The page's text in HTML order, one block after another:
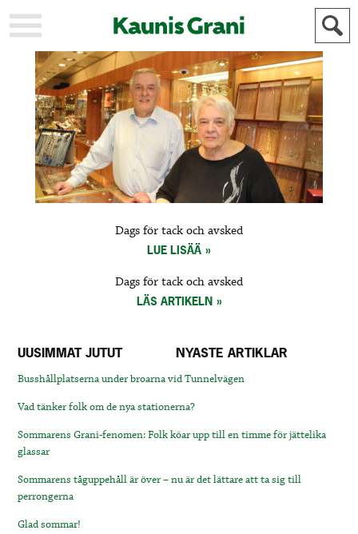
KAUPUNKI
STADEN
AJANKOHTAISTA
AKTUELLT
URHEILU
IDROTT
KULTTUURI
KULTUR
HISTORIA
HISTORIA
YLEINEN
ALLMÄN
FÖR
ANNONSÖRER
Dags för tack och avsked
LUE LISÄÄ
Dags för tack och avsked
LÄS ARTIKELN
UUSIMMAT JUTUT NYASTE ARTIKLAR
Busshållplatserna under broarna vid Tunnelvägen
Vad tänker folk om de nya stationerna?
Sommarens Grani-fenomen: Folk köar upp till en timme för jättelika
glassar
Sommarens tåguppehåll är över – nu är det lättare att ta sig till
perrongerna
Glad sommar!